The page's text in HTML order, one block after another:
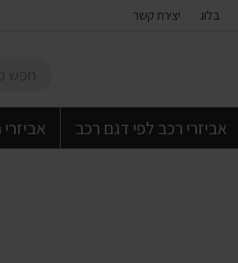
בלוג יצירת קשר
אביזרי רכב לפי דגם רכב